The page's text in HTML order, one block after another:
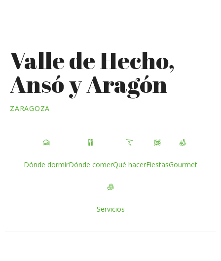
Valle de Hecho,
Ansó y Aragón
ZARAGOZA
Dónde dormirDónde comerQué hacerFiestasGourmet
Servicios